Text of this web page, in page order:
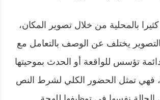
بالمحلية من خلال تصوير المكان،
يختلف عن الوصف بالتعامل مع
تؤسس للواقعة أو الحدث بموحيتها
فهي تمثل الحضور الكلي لشرط النص